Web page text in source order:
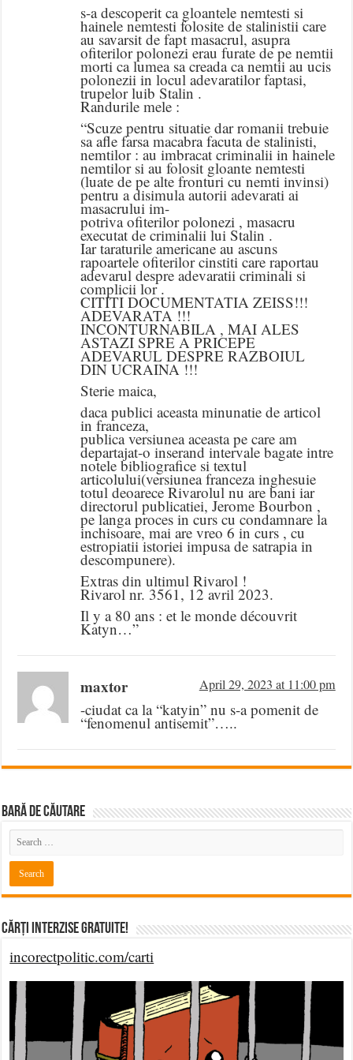
s-a descoperit ca gloantele nemtesti si
hainele nemtesti folosite de stalinistii care
au savarsit de fapt masacrul, asupra
ofiterilor polonezi erau furate de pe nemtii
morti ca lumea sa creada ca nemtii au ucis
polonezii in locul adevaratilor faptasi,
trupelor luib Stalin .
Randurile mele :
“Scuze pentru situatie dar romanii trebuie
sa afle farsa macabra facuta de stalinisti,
nemtilor : au imbracat criminalii in hainele
nemtilor si au folosit gloante nemtesti
(luate de pe alte fronturi cu nemti invinsi)
pentru a disimula autorii adevarati ai
masacrului im-
potriva ofiterilor polonezi , masacru
executat de criminalii lui Stalin .
Iar taraturile americane au ascuns
rapoartele ofiterilor cinstiti care raportau
adevarul despre adevaratii criminali si
complicii lor .
CITITI DOCUMENTATIA ZEISS!!!
ADEVARATA !!!
INCONTURNABILA , MAI ALES
ASTAZI SPRE A PRICEPE
ADEVARUL DESPRE RAZBOIUL
DIN UCRAINA !!!
Sterie maica,
daca publici aceasta minunatie de articol
in franceza,
publica versiunea aceasta pe care am
departajat-o inserand intervale bagate intre
notele bibliografice si textul
articolului(versiunea franceza inghesuie
totul deoarece Rivarolul nu are bani iar
directorul publicatiei, Jerome Bourbon ,
pe langa proces in curs cu condamnare la
inchisoare, mai are vreo 6 in curs , cu
estropiatii istoriei impusa de satrapia in
descompunere).
Extras din ultimul Rivarol !
Rivarol nr. 3561, 12 avril 2023.
Il y a 80 ans : et le monde découvrit
Katyn…”
maxtor April 29, 2023 at 11:00 pm
-ciudat ca la “katyin” nu s-a pomenit de
“fenomenul antisemit”…..
BARĂ DE CĂUTARE
Cărți Interzise Gratuite!
incorectpolitic.com/carti